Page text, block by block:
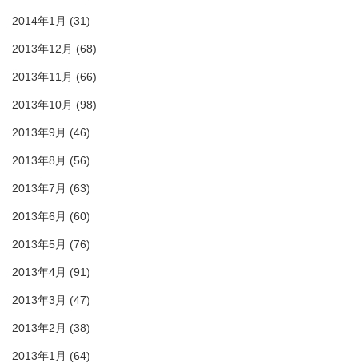
2014年1月 (31)
2013年12月 (68)
2013年11月 (66)
2013年10月 (98)
2013年9月 (46)
2013年8月 (56)
2013年7月 (63)
2013年6月 (60)
2013年5月 (76)
2013年4月 (91)
2013年3月 (47)
2013年2月 (38)
2013年1月 (64)